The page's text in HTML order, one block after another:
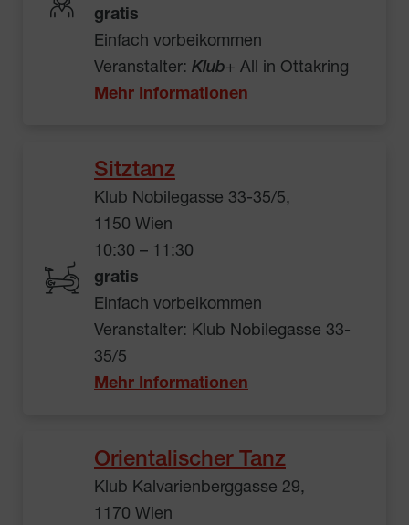
gratis
Einfach vorbeikommen
Veranstalter: Klub+ All in Ottakring
Mehr Informationen
Sitztanz
Klub Nobilegasse 33-35/5,
1150 Wien
10:30 – 11:30
gratis
Einfach vorbeikommen
Veranstalter: Klub Nobilegasse 33-
35/5
Mehr Informationen
Orientalischer Tanz
Klub Kalvarienberggasse 29,
1170 Wien